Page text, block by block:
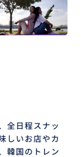
全日程スナッ
しいお店やカ
韓国のトレン